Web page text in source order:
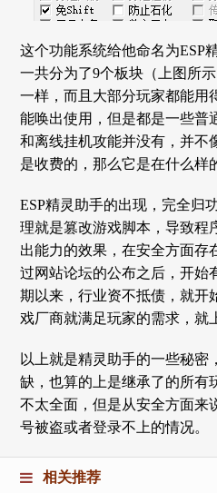
这个功能系统给他命名为ESP
一共分为了9个板块（上图所
一样，而且大部分玩家都能用
能唤出使用，但是都是一些普
和离线挂机攻能并没有，并不
是收费的，那么它是在什么样
ESP精灵助手的出现，完全归
理就是篡改游戏脚本，导致程
出能力的效果，在安全方面存
过网站论坛的公布之后，开始
期以来，行业资不抵债，就开
戏厂商就满足玩家的需求，就
以上就是精灵助手的一些秘密
缺，也算的上是继承了的所有
不太全面，但是从安全方面来
号被盗或者登录不上的情况。
相关推荐